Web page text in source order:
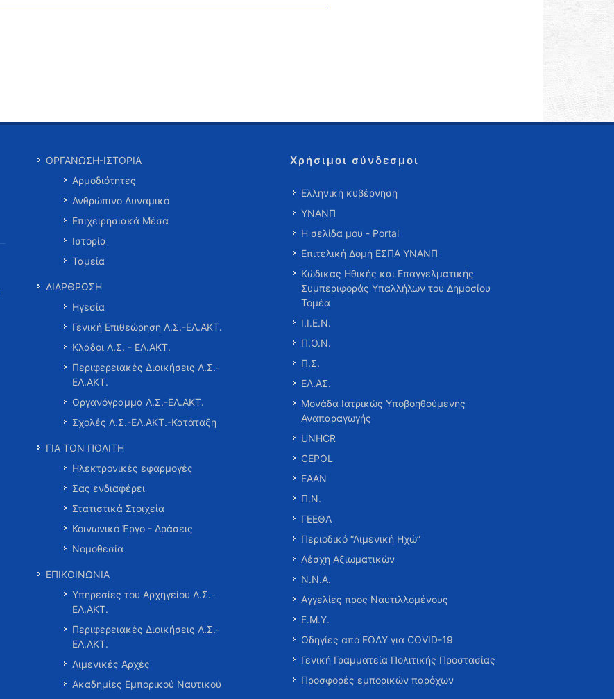
ΟΡΓΑΝΩΣΗ-ΙΣΤΟΡΙΑ
Αρμοδιότητες
Ανθρώπινο Δυναμικό
Επιχειρησιακά Μέσα
Ιστορία
Ταμεία
ΔΙΑΡΘΡΩΣΗ
Ηγεσία
Γενική Επιθεώρηση Λ.Σ.-ΕΛ.ΑΚΤ.
Κλάδοι Λ.Σ. - ΕΛ.ΑΚΤ.
Περιφερειακές Διοικήσεις Λ.Σ.-
ΕΛ.ΑΚΤ.
Οργανόγραμμα Λ.Σ.-ΕΛ.ΑΚΤ.
Σχολές Λ.Σ.-ΕΛ.ΑΚΤ.-Κατάταξη
ΓΙΑ ΤΟΝ ΠΟΛΙΤΗ
Ηλεκτρονικές εφαρμογές
Σας ενδιαφέρει
Στατιστικά Στοιχεία
Κοινωνικό Έργο - Δράσεις
Νομοθεσία
ΕΠΙΚΟΙΝΩΝΙΑ
Υπηρεσίες του Αρχηγείου Λ.Σ.-
ΕΛ.ΑΚΤ.
Περιφερειακές Διοικήσεις Λ.Σ.-
ΕΛ.ΑΚΤ.
Λιμενικές Αρχές
Ακαδημίες Εμπορικού Ναυτικού
Χρήσιμοι σύνδεσμοι
Ελληνική κυβέρνηση
ΥΝΑΝΠ
Η σελίδα μου - Portal
Επιτελική Δομή ΕΣΠΑ ΥΝΑΝΠ
Κώδικας Ηθικής και Επαγγελματικής
Συμπεριφοράς Υπαλλήλων του Δημοσίου
Τομέα
Ι.Ι.Ε.Ν.
Π.Ο.Ν.
Π.Σ.
ΕΛ.ΑΣ.
Μονάδα Ιατρικώς Υποβοηθούμενης
Αναπαραγωγής
UNHCR
CEPOL
ΕΑΑΝ
Π.Ν.
ΓΕΕΘΑ
Περιοδικό “Λιμενική Ηχώ”
Λέσχη Αξιωματικών
Ν.Ν.Α.
Αγγελίες προς Ναυτιλλομένους
Ε.Μ.Υ.
Οδηγίες από ΕΟΔΥ για COVID-19
Γενική Γραμματεία Πολιτικής Προστασίας
Προσφορές εμπορικών παρόχων